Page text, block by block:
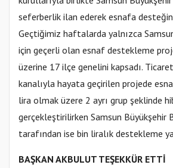
seferberlik ilan ederek esnafa
Geçtiğimiz haftalarda yalnızca
için geçerli olan esnaf destekleme
üzerine 17 ilçe genelini kapsadı.
kanalıyla hayata geçirilen projede
lira olmak üzere 2 ayrı grup şeklinde
gerçekleştirilirken Samsun Büyükşehir
tarafından ise bin liralık destekleme
BAŞKAN AKBULUT TEŞEKKÜR ETTİ